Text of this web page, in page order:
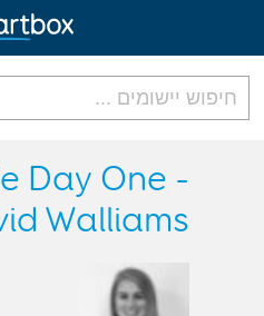
גריד
Day One -
Walliams